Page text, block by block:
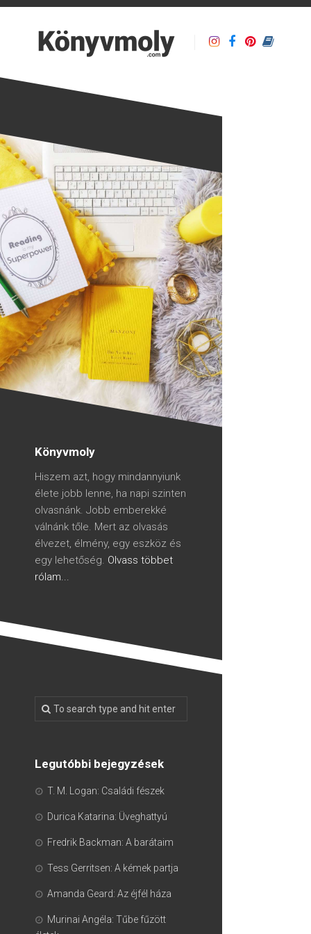
Könyvmoly
Hiszem azt, hogy mindannyiunk
élete jobb lenne, ha napi szinten
olvasnánk. Jobb emberekké
válnánk tőle. Mert az olvasás
élvezet, élmény, egy eszköz és
egy lehetőség. Olvass többet
rólam...
Legutóbbi bejegyzések
T. M. Logan: Családi fészek
Durica Katarina: Üveghattyú
Fredrik Backman: A barátaim
Tess Gerritsen: A kémek partja
Amanda Geard: Az éjfél háza
Murinai Angéla: Tűbe fűzött